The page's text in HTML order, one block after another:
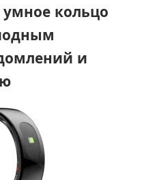
умное кольцо
и